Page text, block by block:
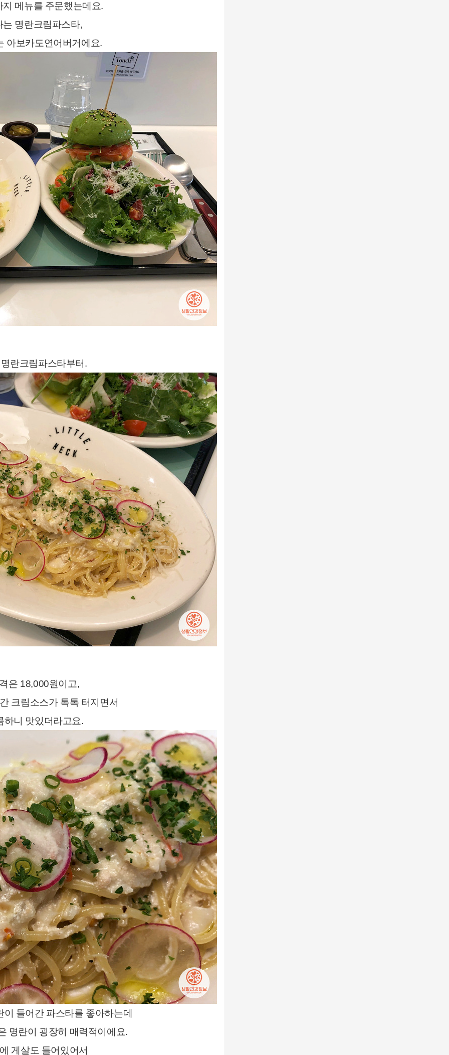
지 메뉴를 주문했는데요.
는 명란크림파스타,
아보카도연어버거에요.
란크림파스타부터.
은 18,000원이고,
크림소스가 톡톡 터지면서
하니 맛있더라고요.
들어간 파스타를 좋아하는데
명란이 굉장히 매력적이에요.
게살도 들어있어서